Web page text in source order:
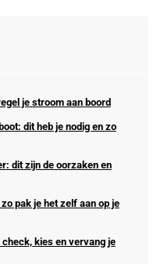
je stroom aan boord
dit heb je nodig en zo
dit zijn de oorzaken en
pak je het zelf aan op je
kies en vervang je